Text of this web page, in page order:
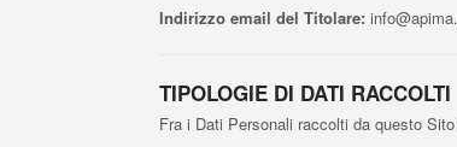
Indirizzo email del Titolare:
TIPOLOGIE DI DATI RACCOLTI
Fra i Dati Personali raccolti da questo